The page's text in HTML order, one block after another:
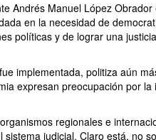
Andrés Manuel López
en la necesidad de
políticas y de lograr una
implementada, politiza aún
expresan preocupación por la
regionales e
judicial. Claro está, no